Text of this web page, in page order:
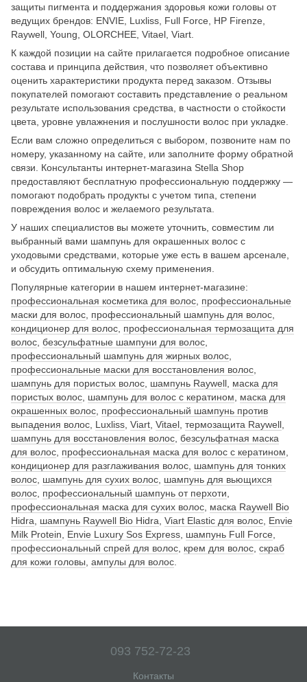
защиты пигмента и поддержания здоровья кожи головы от
ведущих брендов: ENVIE, Luxliss, Full Force, HP Firenze,
Raywell, Young, OLORCHEE, Vitael, Viart.
К каждой позиции на сайте прилагается подробное описание
состава и принципа действия, что позволяет объективно
оценить характеристики продукта перед заказом. Отзывы
покупателей помогают составить представление о реальном
результате использования средства, в частности о стойкости
цвета, уровне увлажнения и послушности волос при укладке.
Если вам сложно определиться с выбором, позвоните нам по
номеру, указанному на сайте, или заполните форму обратной
связи. Консультанты интернет-магазина Stella Shop
предоставляют бесплатную профессиональную поддержку —
помогают подобрать продукты с учетом типа, степени
повреждения волос и желаемого результата.
У наших специалистов вы можете уточнить, совместим ли
выбранный вами шампунь для окрашенных волос с
уходовыми средствами, которые уже есть в вашем арсенале,
и обсудить оптимальную схему применения.
Популярные категории в нашем интернет-магазине:
профессиональная косметика для волос профессиональные
маски для волос профессиональный шампунь для волос
кондиционер для волос профессиональная термозащита для
волос безсульфатные шампуни для волос
профессиональный шампунь для жирных волос
профессиональные маски для восстановления волос
шампунь для пористых волос шампунь Raywell маска для
пористых волос шампунь для волос с кератином
маска для
окрашенных волос профессиональный шампунь против
выпадения волос Luxliss Viart Vitael термозащита Raywell
шампунь для восстановления волос безсульфатная маска
для волос профессиональная маска для волос с кератином
кондиционер для разглаживания волос шампунь для тонких
волос шампунь для сухих волос шампунь для вьющихся
волос профессиональный шампунь от перхоти
профессиональная маска для сухих волос маска Raywell Bio
Hidra
шампунь Raywell Bio Hidra Viart Elastic для волос Envie
Milk Protein
Envie Luxury Sos Express шампунь Full Force
профессиональный спрей для волос крем для волос скраб
для кожи головы ампулы для волос
093 752-72-23
Контакты